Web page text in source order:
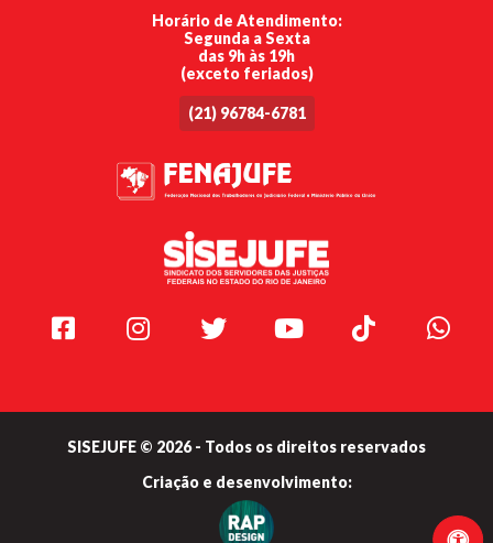
Horário de Atendimento:
Segunda a Sexta
das 9h às 19h
(exceto feriados)
(21) 96784-6781
Facebook Instagram Twitter Youtube TikTok
SISEJUFE © 2026 - Todos os direitos reservados
Criação e desenvolvimento: